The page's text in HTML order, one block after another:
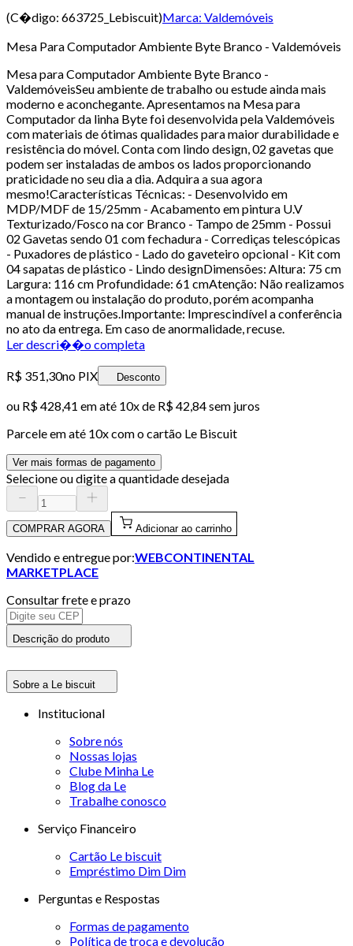
(C�digo: 663725_Lebiscuit)Marca: Valdemóveis
Mesa Para Computador Ambiente Byte Branco - Valdemóveis
Mesa para Computador Ambiente Byte Branco -
ValdemóveisSeu ambiente de trabalho ou estude ainda mais
moderno e aconchegante. Apresentamos na Mesa para
Computador da linha Byte foi desenvolvida pela Valdemóveis
com materiais de ótimas qualidades para maior durabilidade e
resistência do móvel. Conta com lindo design, 02 gavetas que
podem ser instaladas de ambos os lados proporcionando
praticidade no seu dia a dia. Adquira a sua agora
mesmo!Características Técnicas: - Desenvolvido em
MDP/MDF de 15/25mm - Acabamento em pintura U.V
Texturizado/Fosco na cor Branco - Tampo de 25mm - Possui
02 Gavetas sendo 01 com fechadura - Corrediças telescópicas
- Puxadores de plástico - Lado do gaveteiro opcional - Kit com
04 sapatas de plástico - Lindo designDimensões: Altura: 75 cm
Largura: 116 cm Profundidade: 61 cmAtenção: Não realizamos
a montagem ou instalação do produto, porém acompanha
manual de instruções.Importante: Imprescindível a conferência
no ato da entrega. Em caso de anormalidade, recuse.
Ler descri��o completa
R$ 351,30no PIX Desconto
ou R$ 428,41 em até 10x de R$ 42,84 sem juros
Parcele em até 10x com o cartão Le Biscuit
Ver mais formas de pagamento
Selecione ou digite a quantidade desejada
COMPRAR AGORA Adicionar ao carrinho
Vendido e entregue por:WEBCONTINENTAL
MARKETPLACE
Consultar frete e prazo
Descrição do produto
Sobre a Le biscuit
Institucional
Sobre nós
Nossas lojas
Clube Minha Le
Blog da Le
Trabalhe conosco
Serviço Financeiro
Cartão Le biscuit
Empréstimo Dim Dim
Perguntas e Respostas
Formas de pagamento
Política de troca e devolução